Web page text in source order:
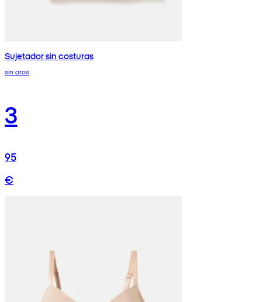
Sujetador sin costuras
sin aros
3
95
€